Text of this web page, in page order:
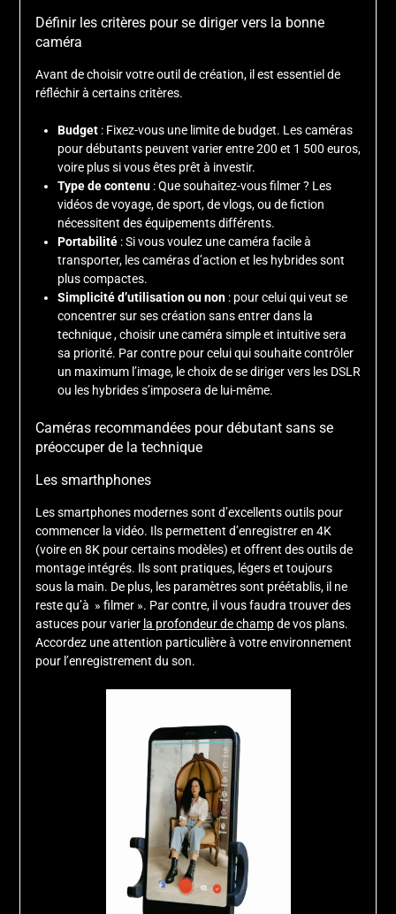
Définir les critères pour se diriger vers la bonne
caméra
Avant de choisir votre outil de création, il est essentiel de
réfléchir à certains critères.
Budget: Fixez-vous une limite de budget. Les caméras
pour débutants peuvent varier entre 200 et 1 500 euros,
voire plus si vous êtes prêt à investir.
Type de contenu: Que souhaitez-vous filmer ? Les
vidéos de voyage, de sport, de vlogs, ou de fiction
nécessitent des équipements différents.
Portabilité: Si vous voulez une caméra facile à
transporter, les caméras d’action et les hybrides sont
plus compactes.
Simplicité d’utilisation ou non: pour celui qui veut se
concentrer sur ses création sans entrer dans la
technique , choisir une caméra simple et intuitive sera
sa priorité. Par contre pour celui qui souhaite contrôler
un maximum l’image, le choix de se diriger vers les DSLR
ou les hybrides s’imposera de lui-même.
Caméras recommandées pour débutant sans se
préoccuper de la technique
Les smarthphones
Les smartphones modernes sont d’excellents outils pour
commencer la vidéo. Ils permettent d’enregistrer en 4K
(voire en 8K pour certains modèles) et offrent des outils de
montage intégrés. Ils sont pratiques, légers et toujours
sous la main. De plus, les paramètres sont préétablis, il ne
reste qu’à » filmer ». Par contre, il vous faudra trouver des
astuces pour varier la profondeur de champde vos plans.
Accordez une attention particulière à votre environnement
pour l’enregistrement du son.